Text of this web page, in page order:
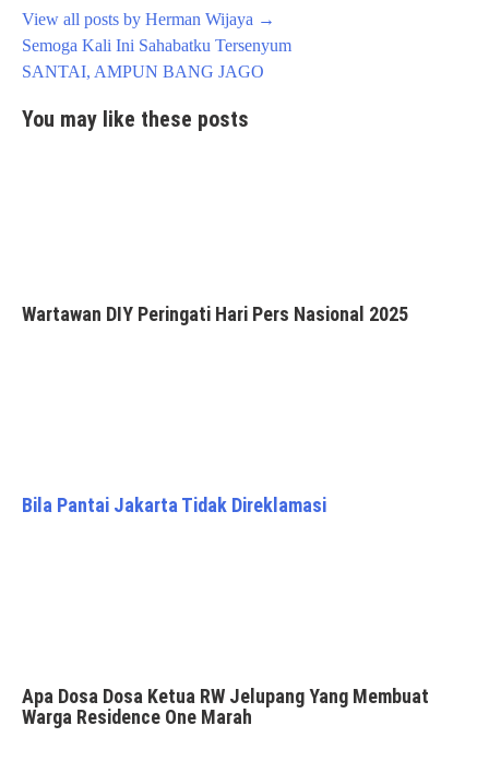
View all posts by Herman Wijaya →
Post
navigation
Semoga Kali Ini Sahabatku Tersenyum
SANTAI, AMPUN BANG JAGO
You may like these posts
Wartawan DIY Peringati Hari Pers Nasional 2025
Bila Pantai Jakarta Tidak Direklamasi
Apa Dosa Dosa Ketua RW Jelupang Yang Membuat
Warga Residence One Marah